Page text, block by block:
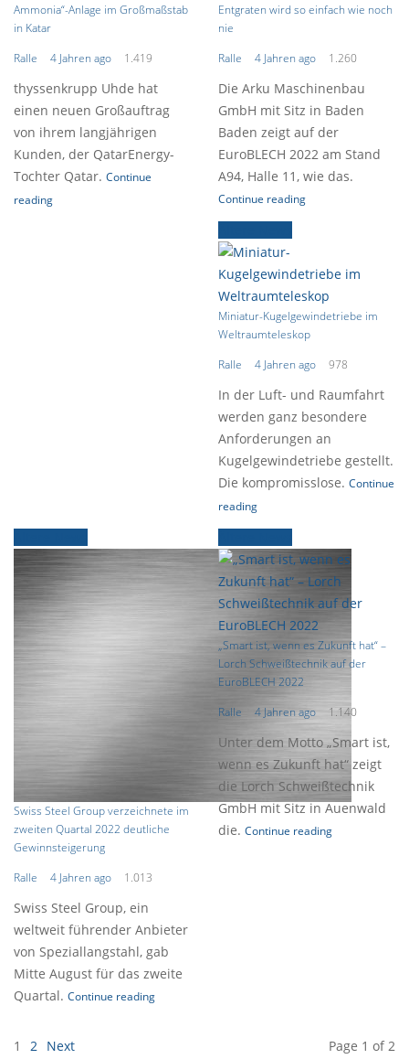
Ammonia“-Anlage im Großmaßstab
in Katar
Ralle
4 Jahren ago 1.419
thyssenkrupp Uhde hat
einen neuen Großauftrag
von ihrem langjährigen
Kunden, der QatarEnergy-
Tochter Qatar. Continue
reading
Entgraten wird so einfach wie noch
nie
Ralle
4 Jahren ago 1.260
Die Arku Maschinenbau
GmbH mit Sitz in Baden
Baden zeigt auf der
EuroBLECH 2022 am Stand
A94, Halle 11, wie das.
Continue reading
Miniatur-Kugelgewindetriebe im
Weltraumteleskop
Ralle
4 Jahren ago 978
In der Luft- und Raumfahrt
werden ganz besondere
Anforderungen an
Kugelgewindetriebe gestellt.
Die kompromisslose. Continue
reading
Swiss Steel Group verzeichnete im
zweiten Quartal 2022 deutliche
Gewinnsteigerung
Ralle
4 Jahren ago 1.013
Swiss Steel Group, ein
weltweit führender Anbieter
von Speziallangstahl, gab
Mitte August für das zweite
Quartal. Continue reading
„Smart ist, wenn es Zukunft hat“ –
Lorch Schweißtechnik auf der
EuroBLECH 2022
Ralle
4 Jahren ago 1.140
Unter dem Motto „Smart ist,
wenn es Zukunft hat“ zeigt
die Lorch Schweißtechnik
GmbH mit Sitz in Auenwald
die. Continue reading
1 2 Next Page 1 of 2